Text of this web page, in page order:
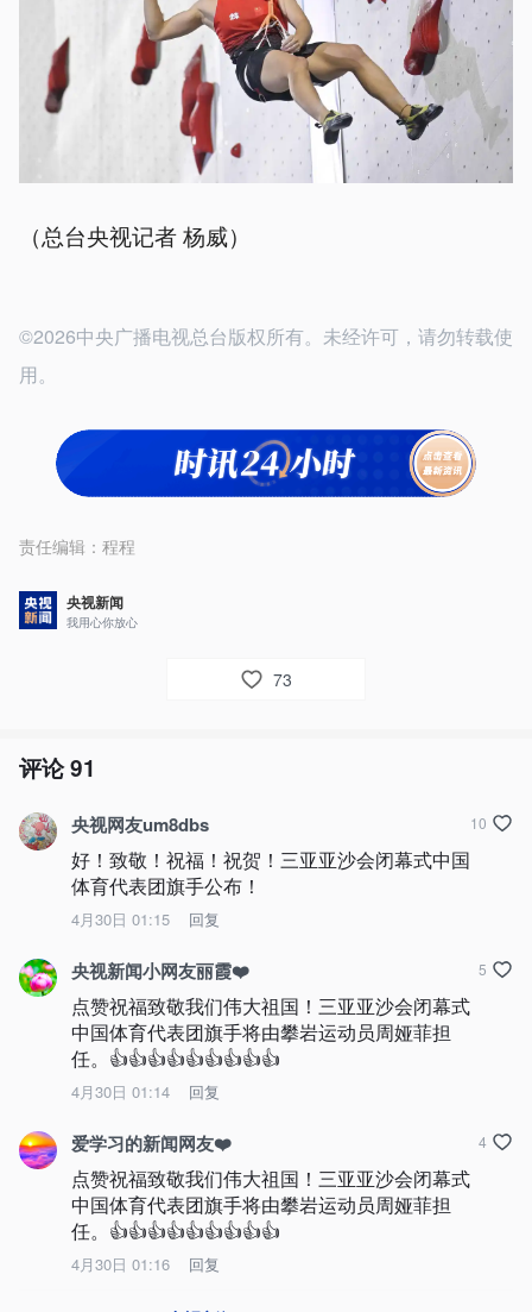
（总台央视记者 杨威）
©2026中央广播电视总台版权所有。未经许可，请勿转载使
用。
责任编辑： 程程
央视新闻
我用心你放心
73
评论91
央视网友um8dbs
好！致敬！祝福！祝贺！三亚亚沙会闭幕式中国
体育代表团旗手公布！
4月30日 01:15 回复
10
央视新闻小网友丽霞❤️
点赞祝福致敬我们伟大祖国！三亚亚沙会闭幕式
中国体育代表团旗手将由攀岩运动员周娅菲担
任。👍👍👍👍👍👍👍👍👍
4月30日 01:14 回复
5
爱学习的新闻网友❤️
点赞祝福致敬我们伟大祖国！三亚亚沙会闭幕式
中国体育代表团旗手将由攀岩运动员周娅菲担
任。👍👍👍👍👍👍👍👍👍
4月30日 01:16 回复
4